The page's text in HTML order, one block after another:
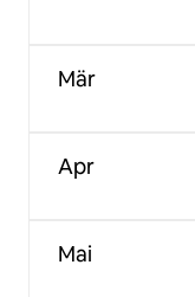
Mär
Apr
Mai